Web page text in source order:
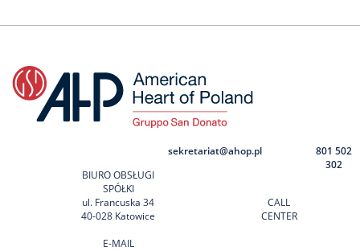
BIURO OBSŁUGI
SPÓŁKI
ul. Francuska 34
40-028 Katowice
E-MAIL
sekretariat@ahop.pl
CALL
CENTER
801 502
302